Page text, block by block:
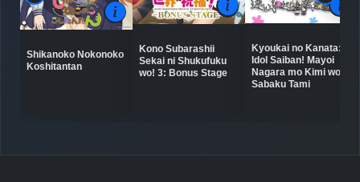
Bölüm No: 9 Detaylar İzle
Bölüm No: 10 Detaylar İzle
Shikanoko Nokonoko
Koshitantan
Kono Subarashii
Sekai ni Shukufuku
wo! 3: Bonus Stage
Kyoukai no Kanata:
Idol Saiban! Mayoi
Nagara mo Kimi wo
Sabaku Tami